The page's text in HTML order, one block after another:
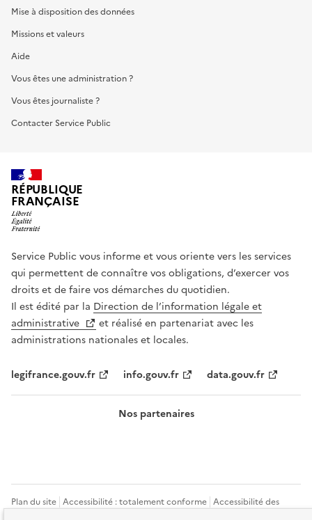
Mise à disposition des données
Missions et valeurs
Aide
Vous êtes une administration ?
Vous êtes journaliste ?
Contacter Service Public
RÉPUBLIQUE
FRANÇAISE
Service Public vous informe et vous oriente vers les services
qui permettent de connaître vos obligations, d’exercer vos
droits et de faire vos démarches du quotidien.
Il est édité par la Direction de l’information légale et
administrative
et réalisé en partenariat avec les
administrations nationales et locales.
legifrance.gouv.fr info.gouv.fr data.gouv.fr
Nos partenaires
Plan du site Accessibilité : totalement conforme Accessibilité des